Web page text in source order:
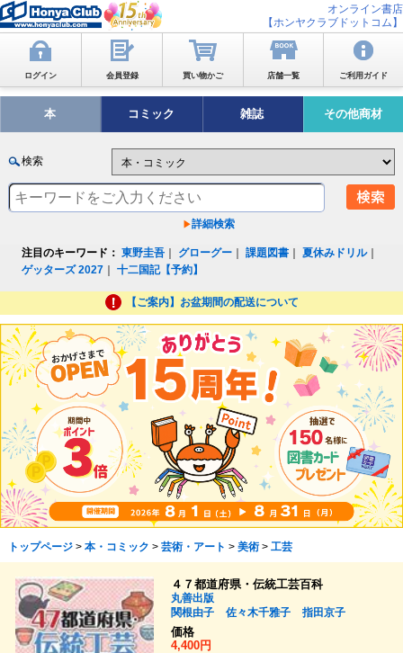
オンライン書店
【ホンヤクラブドットコム】
ログイン 会員登録 買い物かご 店舗一覧 ご利用ガイド
本 コミック 雑誌 その他商材
検索
詳細検索
注目のキーワード： 東野圭吾 グローグー ｜課題図書 ｜夏休みドリル｜
ゲッターズ 2027 ｜十二国記【予約】
【ご案内】お盆期間の配送について
トップページ> 本・コミック > 芸術・アート > 美術> 工芸
４７都道府県・伝統工芸百科
丸善出版
関根由子
佐々木千雅子
指田京子
価格
4,400円